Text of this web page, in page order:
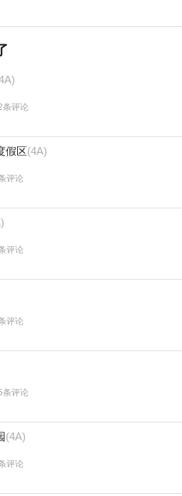
条评论
假区(4A)
评论
评论
评论
条评论
(4A)
评论